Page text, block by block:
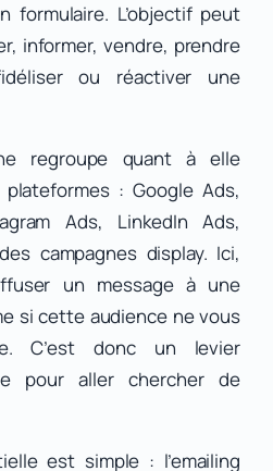
formulaire. L’objectif peut
informer, vendre, prendre
ou réactiver une
regroupe quant à elle
: Google Ads,
Ads, LinkedIn Ads,
campagnes display. Ici,
un message à une
si cette audience ne vous
C’est donc un levier
pour aller chercher de
est simple : l’emailing